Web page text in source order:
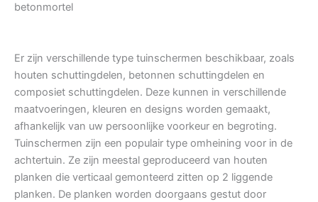
betonmortel
Er zijn verschillende type tuinschermen beschikbaar, zoals
houten schuttingdelen, betonnen schuttingdelen en
composiet schuttingdelen. Deze kunnen in verschillende
maatvoeringen, kleuren en designs worden gemaakt,
afhankelijk van uw persoonlijke voorkeur en begroting.
Tuinschermen zijn een populair type omheining voor in de
achtertuin. Ze zijn meestal geproduceerd van houten
planken die verticaal gemonteerd zitten op 2 liggende
planken. De planken worden doorgaans gestut door